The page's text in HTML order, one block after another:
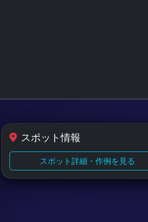
スポット情報
スポット詳細・作例を見る